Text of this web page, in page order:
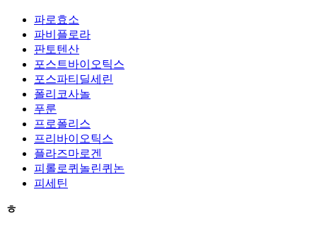
파로효소
파비플로라
판토텐산
포스트바이오틱스
포스파티딜세린
폴리코사놀
푸룬
프로폴리스
프리바이오틱스
플라즈마로겐
피롤로퀴놀린퀴논
피세틴
ㅎ